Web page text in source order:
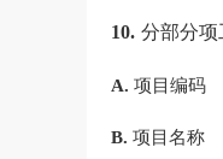
10. 分部分
A. 项目编码
B. 项目名称